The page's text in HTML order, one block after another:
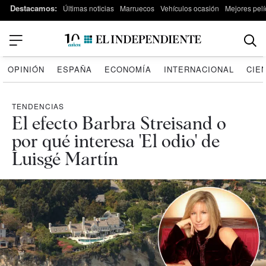
Destacamos: Últimas noticias Marruecos Vehículos ocasión Mejores
OPINIÓN ESPAÑA ECONOMÍA INTERNACIONAL
TENDENCIAS
El efecto Barbra Streisand o
por qué interesa 'El odio' de
Luisgé Martín